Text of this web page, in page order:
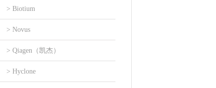
> Biotium
> Novus
> Qiagen（凯杰）
> Hyclone